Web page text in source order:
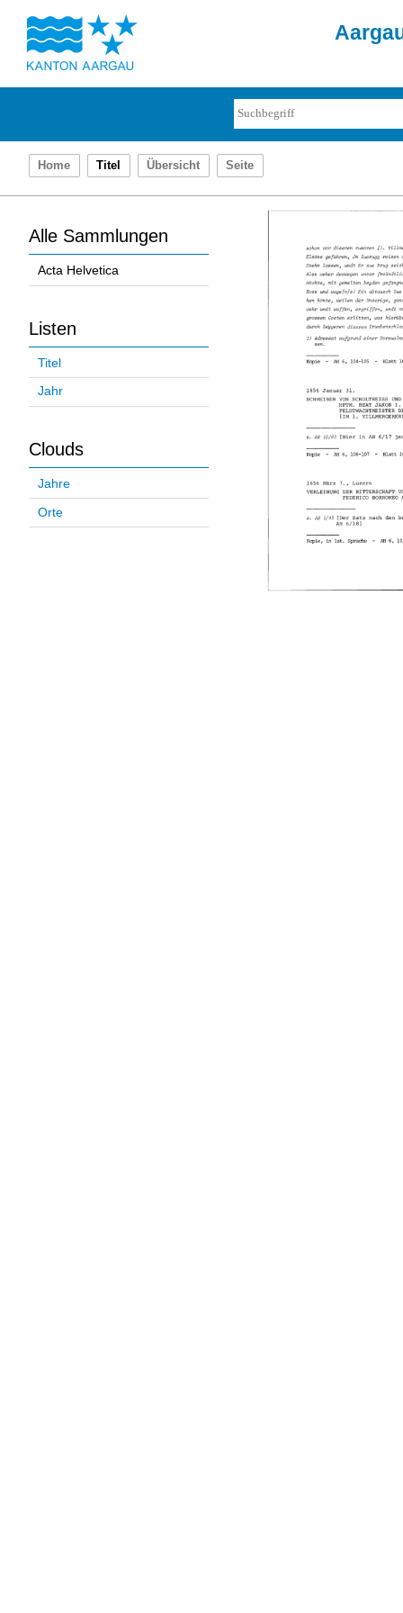
Home Titel Übersicht Seite
Alle Sammlungen
Acta Helvetica
Listen
Titel
Jahr
Clouds
Jahre
Orte